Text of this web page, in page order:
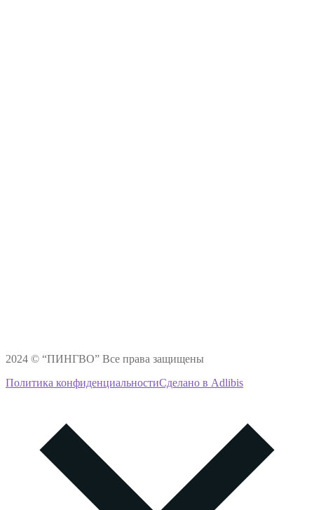
2024 © “ПИНГВО” Все права защищены
Политика конфиденциальностиСделано в Adlibis